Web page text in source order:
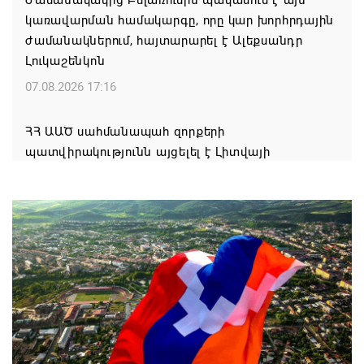
կառավարման համակարգը, որը կար խորհրդային
ժամանակներում, հայտարարել է Ալեքսանդր
Լուկաշենկոն
07.08.2026 17:16
ՀՀ ԱԱԾ սահմանապահ զորքերի
պատվիրակությունն այցելել է Լիտվայի
07.08.2026 16:57
Գարեգին Բ-ի և եպիսկոպոսների գործով
դատավորն ինքնաբացարկ է հայտնել
07.08.2026 16:55
Թուրքիան, Սաուդյան Արաբիան և Պակիստանը
ռազմական դաշինք ստեղծելու մասին